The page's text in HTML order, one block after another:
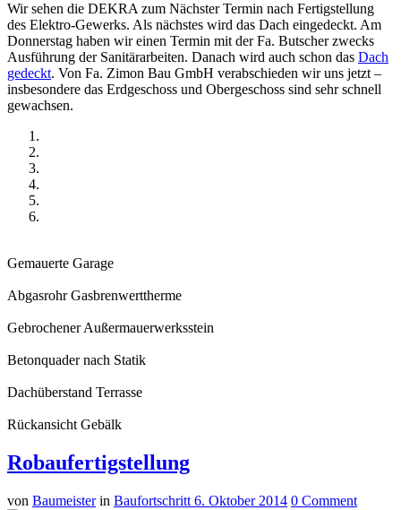
Wir sehen die DEKRA zum Nächster Termin nach Fertigstellung
des Elektro-Gewerks. Als nächstes wird das Dach eingedeckt. Am
Donnerstag haben wir einen Termin mit der Fa. Butscher zwecks
Ausführung der Sanitärarbeiten. Danach wird auch schon das Dach
gedeckt. Von Fa. Zimon Bau GmbH verabschieden wir uns jetzt –
insbesondere das Erdgeschoss und Obergeschoss sind sehr schnell
gewachsen.
Gemauerte Garage
Abgasrohr Gasbrenwerttherme
Gebrochener Außermauerwerksstein
Betonquader nach Statik
Dachüberstand Terrasse
Rückansicht Gebälk
Robaufertigstellung
von Baumeisterin Baufortschritt 6. Oktober 2014 0 Comment